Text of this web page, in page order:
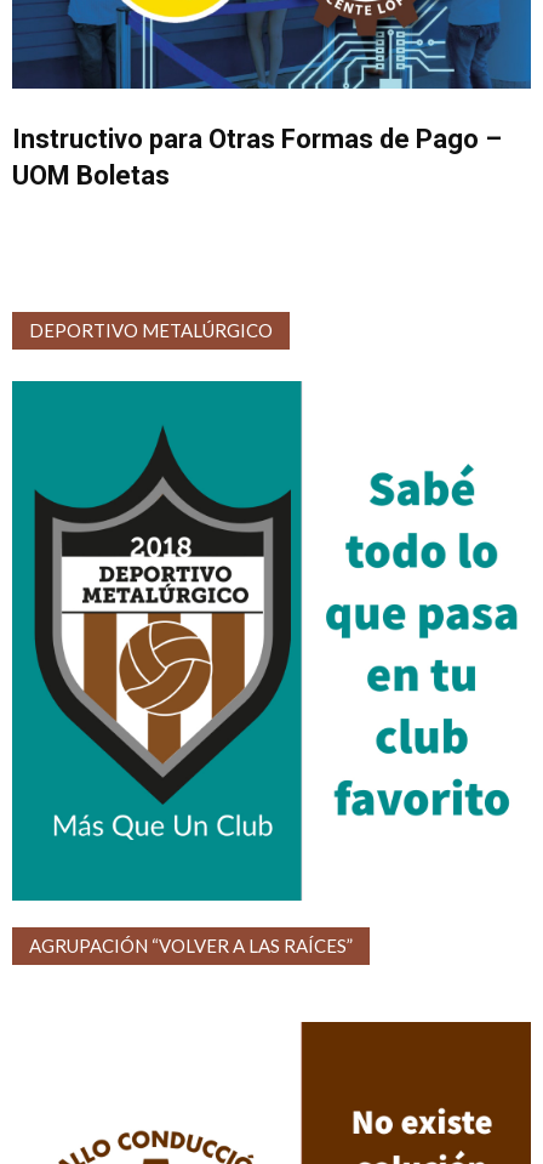
Instructivo para Otras Formas de Pago –
UOM Boletas
DEPORTIVO METALÚRGICO
AGRUPACIÓN “VOLVER A LAS RAÍCES”